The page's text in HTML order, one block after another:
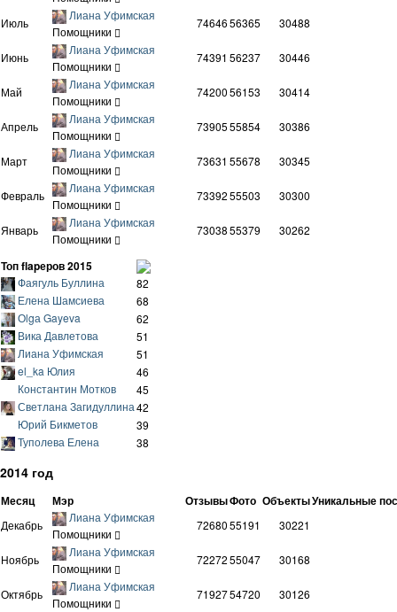
Июль
Лиана Уфимская
Помощники
7464656365 30488
Июнь
Лиана Уфимская
Помощники
74391 56237 30446
Май
Лиана Уфимская
Помощники
7420056153 30414
Апрель
Лиана Уфимская
Помощники
7390555854 30386
Март
Лиана Уфимская
Помощники
73631 55678 30345
Февраль
Лиана Уфимская
Помощники
7339255503 30300
Январь
Лиана Уфимская
Помощники
7303855379 30262
Топ flapеров 2015
Фаягуль Буллина
82
Елена Шамсиева
68
Оlgа Gayeva
62
Вика Давлетова
51
Лиана Уфимская
51
el_ka Юлия
46
Константин Мотков
45
Светлана Загидуллина42
Юрий Бикметов
39
Туполева Елена
38
2014 год
Месяц Мэр ОтзывыФото ОбъектыУникальные
Декабрь
Лиана Уфимская
Помощники
7268055191 30221
Ноябрь
Лиана Уфимская
Помощники
7227255047 30168
Октябрь
Лиана Уфимская
Помощники
7192754720 30126